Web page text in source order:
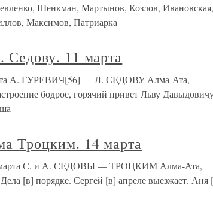
Шенкман, Мартынов, Козлов, Ивановская,
Максимов, Патриарка
11 марта
А. ГУРЕВИЧ[56] — Л. СЕДОВУ Алма-Ата,
бодрое, горячий привет Льву
Троцким. 14 марта
марта С. и А. СЕДОВЫ — ТРОЦКИМ Алма-Ата,
[в] порядке. Сергей [в] апреле выезжает. Аня [